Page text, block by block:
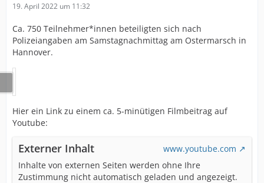
19. April 2022 um 11:32
Ca. 750 Teilnehmer*innen beteiligten sich nach
Polizeiangaben am Samstagnachmittag am Ostermarsch in
Hannover.
Hier ein Link zu einem ca. 5-minütigen Filmbeitrag auf
Youtube:
Externer Inhalt
www.youtube.com
Inhalte von externen Seiten werden ohne Ihre
Zustimmung nicht automatisch geladen und angezeigt.